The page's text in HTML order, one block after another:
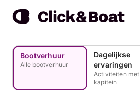
Bootverhuur
Alle bootverhuur
Dagelijkse
ervaringen
Activiteiten met
kapitein